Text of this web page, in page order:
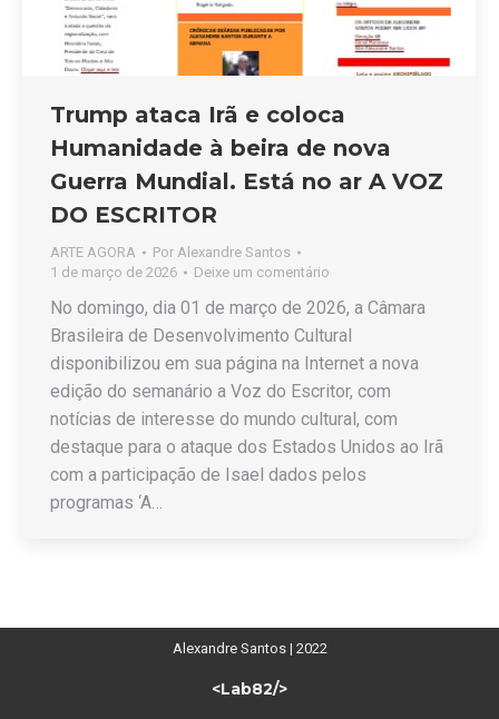
Trump ataca Irã e coloca
Humanidade à beira de nova
Guerra Mundial. Está no ar A VOZ
DO ESCRITOR
ARTE AGORA Por Alexandre Santos
1 de março de 2026
Deixe um comentário
No domingo, dia 01 de março de 2026, a Câmara
Brasileira de Desenvolvimento Cultural
disponibilizou em sua página na Internet a nova
edição do semanário a Voz do Escritor, com
notícias de interesse do mundo cultural, com
destaque para o ataque dos Estados Unidos ao Irã
com a participação de Isael dados pelos
programas ‘A…
Alexandre Santos | 2022
<Lab82/>